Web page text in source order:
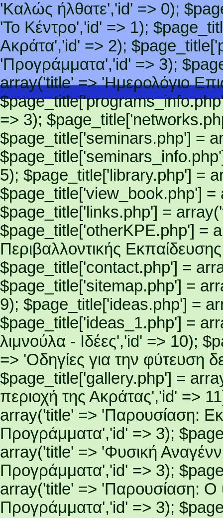
'Καλώς ήλθατε','id' => 0);
'Το Κέντρο','id' => 1);
Ακράτα','id' => 2);
'Προγράμματα','id' => 3);
array('title' => 'Ημερολόγιο
=> 3);
$page_title['seminars.php'] =
5); $page_title['library.php'] =
$page_title['view_book.php'] =
$page_title['links.php'] =
$page_title['otherKPE.php'] =
Περιβαλλοντικής
$page_title['contact.php'] =
$page_title['sitemap.php'] =
9); $page_title['ideas.php'] =
$page_title['ideas_1.php'] =
λιμνούλα - Ιδέες','id' => 10);
=> 'Οδηγίες για την φύτευση
$page_title['gallery.php'] =
περιοχή της Ακράτας','id' =>
array('title' => 'Παρουσίαση:
Προγράμματα','id' => 3);
array('title' => 'Φυσική
Προγράμματα','id' => 3);
array('title' => 'Παρουσίαση: Ο
Προγράμματα','id' => 3);